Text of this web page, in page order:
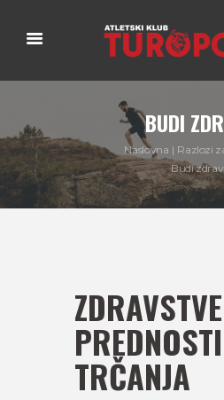
BUDI
Naslovna
Razlozi
Budi zdrav!
PREDNOSTI
TRČANJA